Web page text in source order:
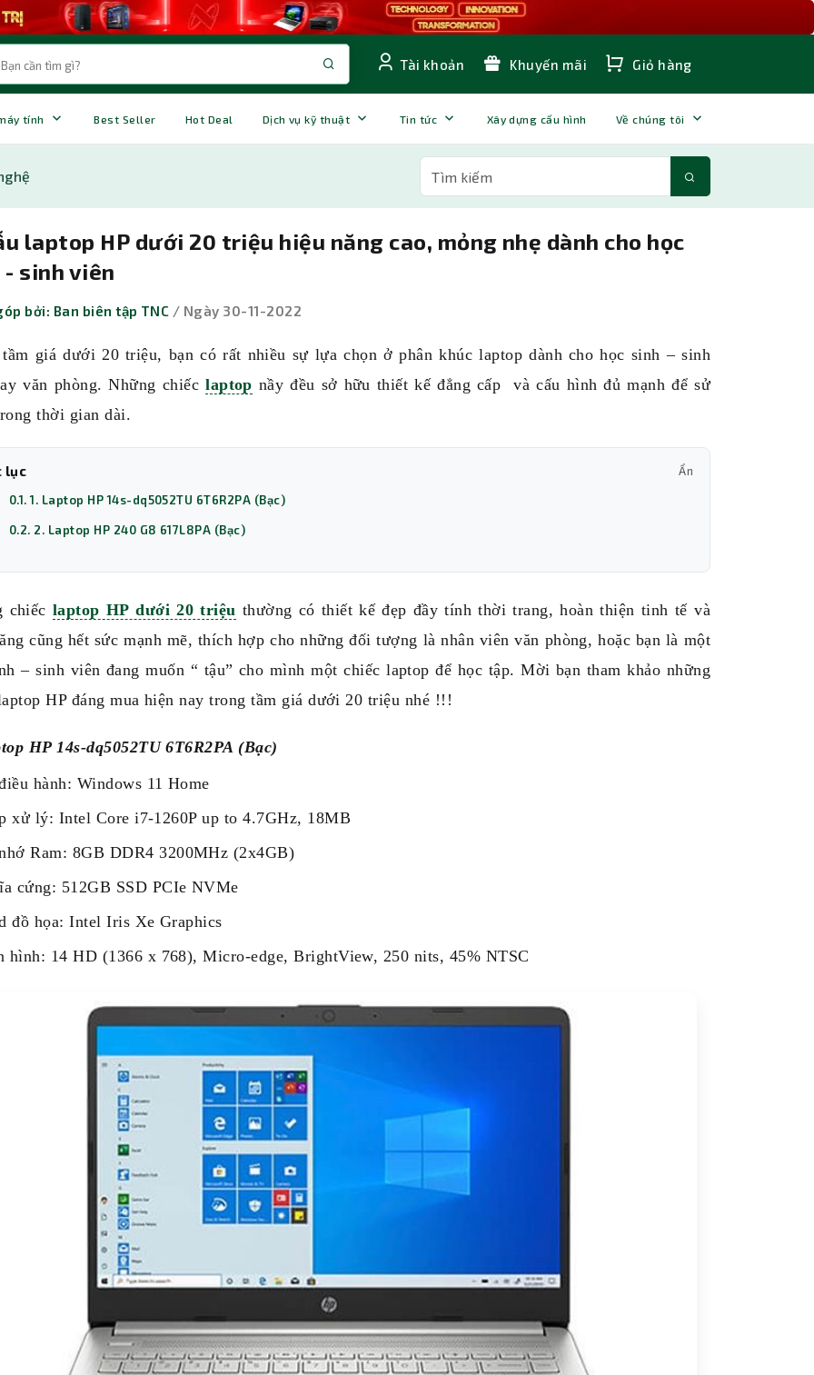
Tài khoản Khuyến mãi Giỏ hàng
tính Best Seller Hot Deal Dịch vụ kỹ thuật Tin tức Xây dựng cấu hình Về chúng tôi
laptop HP dưới 20 triệu hiệu năng cao, mỏng nhẹ dành cho học
- sinh viên
bởi: Ban biên tập TNC / Ngày 30-11-2022
giá dưới 20 triệu, bạn có rất nhiều sự lựa chọn ở phân khúc laptop dành cho học sinh – sinh
văn phòng. Những chiếclaptop nầy đều sở hữu thiết kế đẳng cấp và cấu hình đủ mạnh để sử
thời gian dài.
lục Ẩn
0.1. 1. Laptop HP 14s-dq5052TU 6T6R2PA (Bạc)
0.2. 2. Laptop HP 240 G8 617L8PA (Bạc)
chiếclaptop HP dưới 20 triệu thường có thiết kế đẹp đầy tính thời trang, hoàn thiện tinh tế và
cũng hết sức mạnh mẽ, thích hợp cho những đối tượng là nhân viên văn phòng, hoặc bạn là một
– sinh viên đang muốn “ tậu” cho mình một chiếc laptop để học tập. Mời bạn tham khảo những
HP đáng mua hiện nay trong tầm giá dưới 20 triệu nhé !!!
HP 14s-dq5052TU 6T6R2PA (Bạc)
hành: Windows 11 Home
xử lý: Intel Core i7-1260P up to 4.7GHz, 18MB
Ram: 8GB DDR4 3200MHz (2x4GB)
cứng: 512GB SSD PCIe NVMe
đồ họa: Intel Iris Xe Graphics
hình: 14 HD (1366 x 768), Micro-edge, BrightView, 250 nits, 45% NTSC